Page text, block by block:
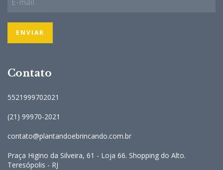
Contato
5521999702021
(21) 99970-2021
contato@plantandoebrincando.com.br
Praça Higino da Silveira, 61 - Loja 66. Shopping do Alto.
Teresópolis - RJ